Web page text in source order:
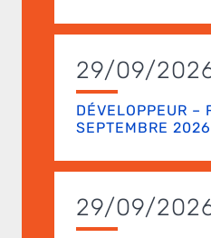
29/09/
DÉVELOPPEUR –
SEPTEMBRE 2026
29/09/